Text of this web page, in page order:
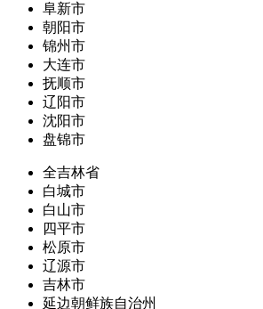
阜新市
朝阳市
锦州市
大连市
抚顺市
辽阳市
沈阳市
盘锦市
全吉林省
白城市
白山市
四平市
松原市
辽源市
吉林市
延边朝鲜族自治州